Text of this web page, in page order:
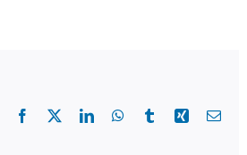
Facebook LinkedInWhatsApp
TumblrXing Email